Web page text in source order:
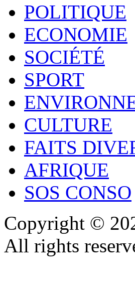
POLITIQUE
ECONOMIE
SOCIÉTÉ
SPORT
CULTURE
FAITS
AFRIQUE
SOS CONSO
Copyright ©
All rights